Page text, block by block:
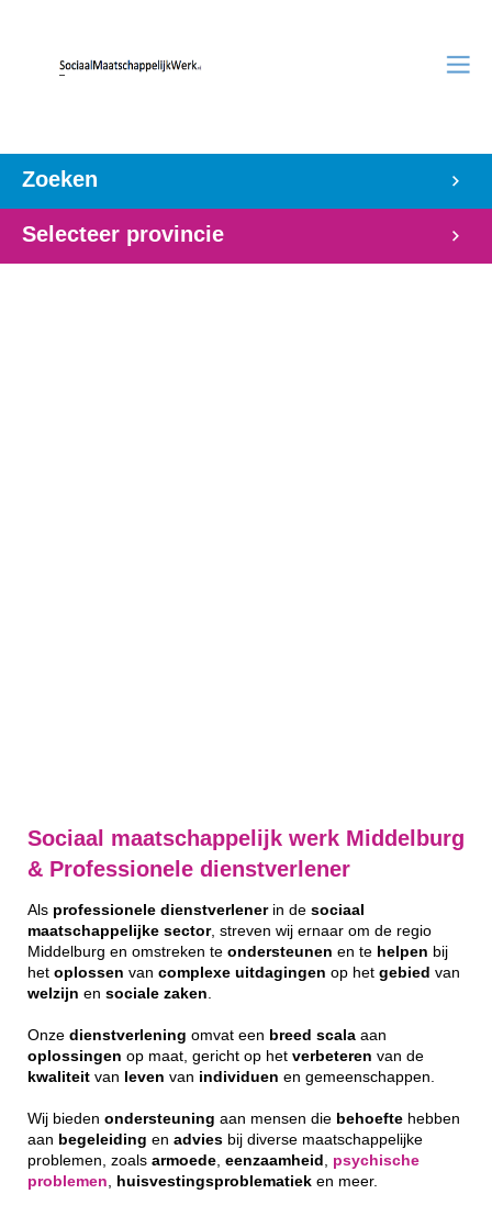
Zoeken
Selecteer provincie
Sociaal maatschappelijk werk Middelburg
& Professionele dienstverlener
Als professionele dienstverlenerin de sociaal
maatschappelijke sector, streven wij ernaar om de regio
Middelburg en omstreken te ondersteunen en te helpen bij
het oplossen van complexe uitdagingen op het gebied van
welzijn en sociale zaken
Onze dienstverlening omvat een breed scala aan
oplossingen op maat, gericht op het verbeteren van de
kwaliteit van leven van individuen en gemeenschappen.
Wij bieden ondersteuning aan mensen die behoefte hebben
aan begeleiding en advies bij diverse maatschappelijke
problemen, zoals armoede eenzaamheid
psychische
problemen
huisvestingsproblematiek en meer.